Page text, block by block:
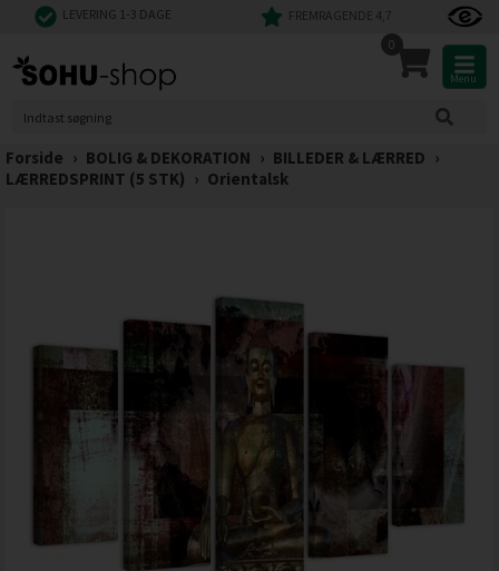
LEVERING 1-3 DAGE FREMRAGENDE 4,7
0
Menu
Forside › BOLIG & DEKORATION › BILLEDER & LÆRRED ›
LÆRREDSPRINT (5 STK) › Orientalsk